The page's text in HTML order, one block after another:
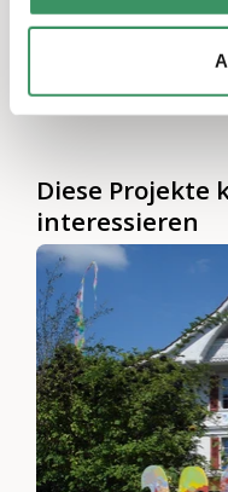
und Pflegeheim
Diese Projekte
interessieren